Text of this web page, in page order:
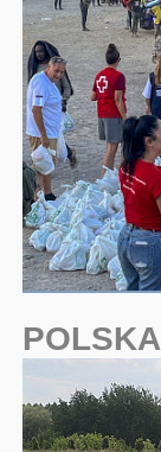
POLSKA